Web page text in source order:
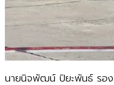
นายนิจพัฒน์ ปิยะพันธ์ รอง